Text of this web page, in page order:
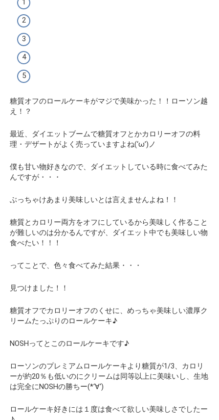
糖質オフのロールケーキがマジで美味かった！！ローソン越
え！？
最近、ダイエットブームで糖質オフとかカロリーオフの料
理・デザートがよく売っていますよね(‘ω’)ノ
僕も甘い物好きなので、ダイエットしている時に食べてみた
んですが・・・
ぶっちゃけあまり美味しいとは言えませんよね！！
糖質とカロリー両方をオフにしているから美味しく作ること
が難しいのは分かるんですが、
ダイエット中でも美味しい物
食べたい！！！
ってことで、色々食べてみた結果・・・
見つけました！！
糖質オフでカロリーオフのくせに、めっちゃ美味しい濃厚ク
リームたっぷりのロールケーキ♪
NOSHってとこのロールケーキです♪
ローソンのプレミアムロールケーキより糖質が1/3、カロリ
ーが約20％も低いのにクリームは同等以上に美味いし、生地
は完全にNOSHの勝ちー(*‘∀‘)
ロールケーキ好きには１度は食べて欲しい美味しさでしたー